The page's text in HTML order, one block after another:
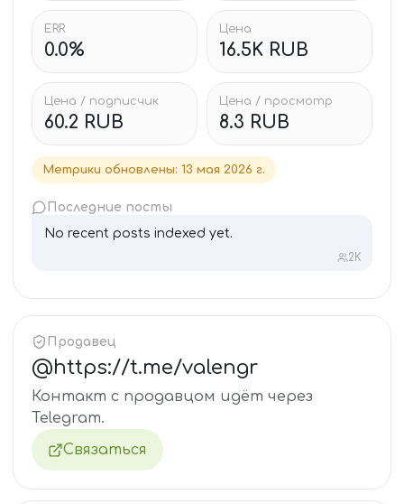
ERR
0.0%
Цена
16.5K RUB
Цена / подписчик
60.2 RUB
Цена / просмотр
8.3 RUB
Метрики обновлены: 13 мая 2026 г.
Последние посты
No recent posts indexed yet.
2K
Продавец
@https://t.me/valengr
Контакт с продавцом идёт через
Telegram.
Связаться